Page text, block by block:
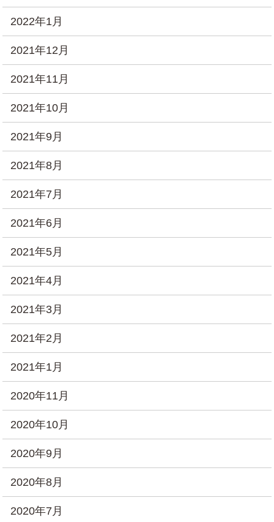
2022年1月
2021年12月
2021年11月
2021年10月
2021年9月
2021年8月
2021年7月
2021年6月
2021年5月
2021年4月
2021年3月
2021年2月
2021年1月
2020年11月
2020年10月
2020年9月
2020年8月
2020年7月